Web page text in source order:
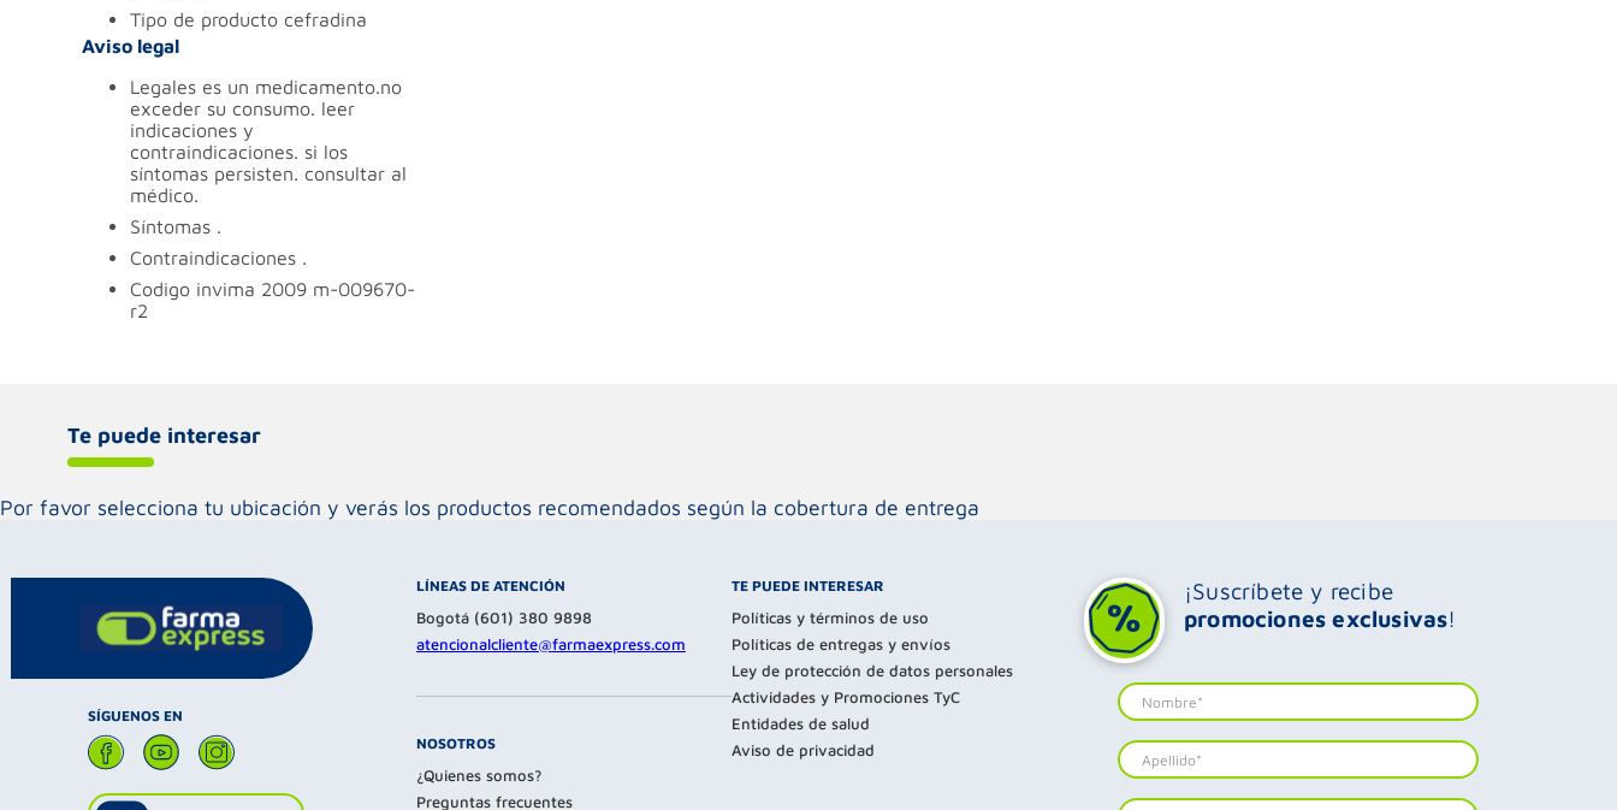
tipo de producto cefradina
Aviso legal
legales es un medicamento.no
exceder su consumo. leer
indicaciones y
contraindicaciones. si los
síntomas persisten. consultar al
médico.
síntomas .
contraindicaciones .
codigo invima 2009 m-009670-
r2
Te puede interesar
Por favor selecciona tu ubicación y verás los productos recomendados según la cobertura de entrega
SÍGUENOS EN
LÍNEAS DE ATENCIÓN
Bogotá (601) 380 9898
atencionalcliente@farmaexpress.com
NOSOTROS
¿Quienes somos?
Preguntas frecuentes
TE PUEDE INTERESAR
Políticas y términos de uso
Políticas de entregas y envíos
Ley de protección de datos personales
Actividades y Promociones TyC
Entidades de salud
Aviso de privacidad
¡Suscríbete y recibe
promociones exclusivas!